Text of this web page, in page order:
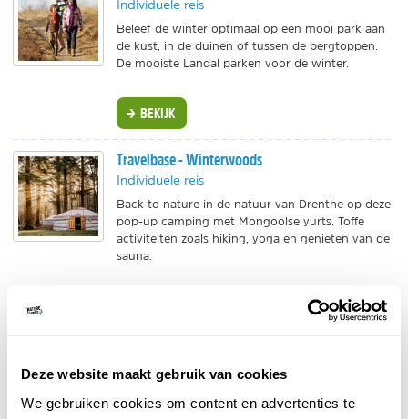
Deze website maakt gebruik van cookies
We gebruiken cookies om content en advertenties te
Individuele reis
Beleef de winter optimaal op een mooi park aan
de kust, in de duinen of tussen de bergtoppen.
De mooiste Landal parken voor de winter.
BEKIJK
Travelbase - Winterwoods
Individuele reis
Back to nature in de natuur van Drenthe op deze
pop-up camping met Mongoolse yurts. Toffe
activiteiten zoals hiking, yoga en genieten van de
sauna.
Individuele reis
Slapen tussen de dieren bij het Safari Resort of